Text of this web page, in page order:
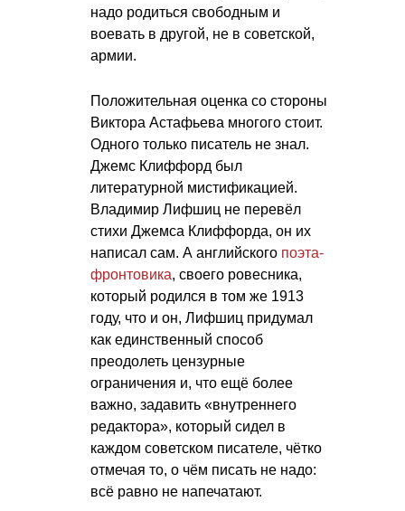
надо родиться свободным и
воевать в другой, не в советской,
армии.
Положительная оценка со стороны
Виктора Астафьева многого стоит.
Одного только писатель не знал.
Джемс Клиффорд был
литературной мистификацией.
Владимир Лифшиц не перевёл
стихи Джемса Клиффорда, он их
написал сам. А английского поэта-
фронтовика, своего ровесника,
который родился в том же 1913
году, что и он, Лифшиц придумал
как единственный способ
преодолеть цензурные
ограничения и, что ещё более
важно, задавить «внутреннего
редактора», который сидел в
каждом советском писателе, чётко
отмечая то, о чём писать не надо:
всё равно не напечатают.